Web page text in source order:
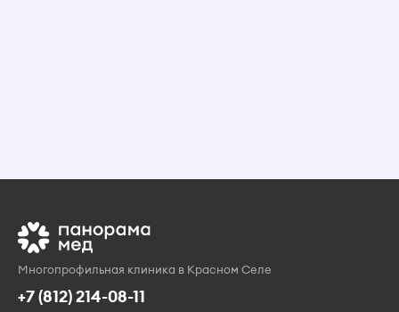
Многопрофильная клиника в Красном Селе
+7 (812) 214-08-11